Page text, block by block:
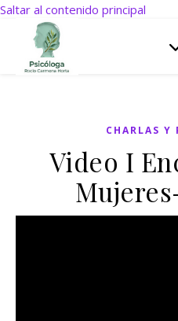
Saltar al contenido principal
CHARLAS Y
Video I